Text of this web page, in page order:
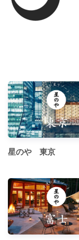
星のや 東京